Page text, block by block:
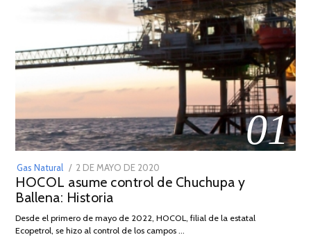
01
Gas Natural
POSTED
ON
2 DE MAYO DE 2020
DE
2026
HOCOL asume control de Chuchupa y
Ballena: Historia
Desde el primero de mayo de 2022, HOCOL, filial de la estatal
Ecopetrol, se hizo al control de los campos …